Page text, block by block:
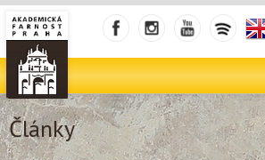
Články